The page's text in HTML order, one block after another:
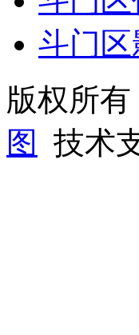
斗门
版权所有
图
技术